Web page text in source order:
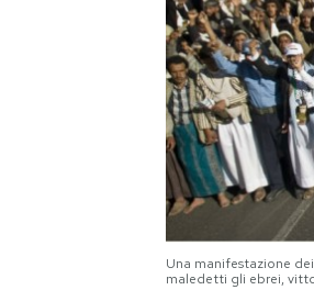
Una manifestazione
maledetti gli ebrei,